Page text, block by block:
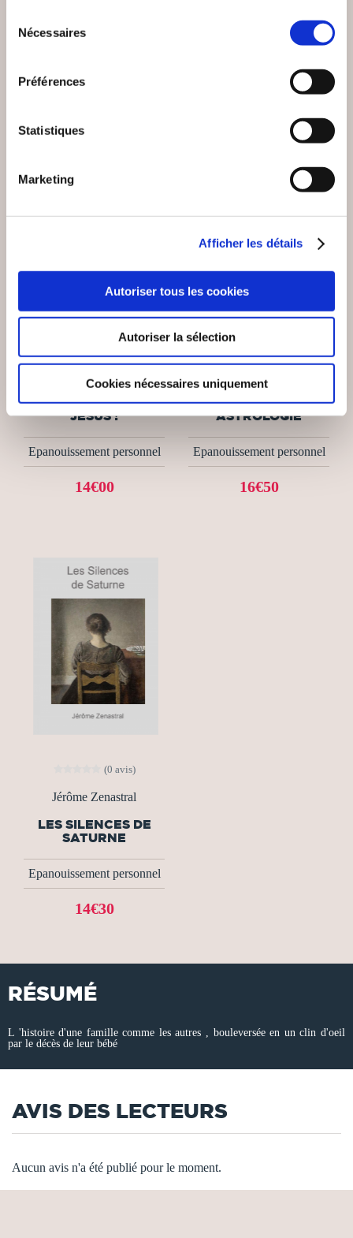
Nécessaires
Préférences
Statistiques
Marketing
Afficher les détails
Autoriser tous les cookies
Autoriser la sélection
Cookies nécessaires uniquement
Epanouissement personnel Epanouissement personnel
MA JOIE EST EN
JÉSUS !
Epanouissement personnel
14€00
NESSUS EN
ASTROLOGIE
Epanouissement personnel
16€50
(0 avis)
Jérôme Zenastral
LES SILENCES DE
SATURNE
Epanouissement personnel
14€30
RÉSUMÉ
L 'histoire d'une famille comme les autres , bouleversée en un clin d'oeil
par le décès de leur bébé
AVIS DES LECTEURS
Aucun avis n'a été publié pour le moment.